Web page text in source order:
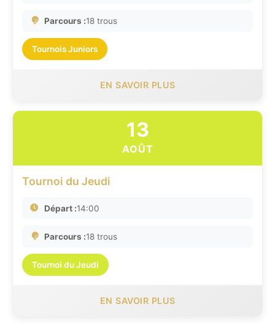
Parcours :18 trous
Tournois Juniors
EN SAVOIR PLUS
13
AOÛT
Tournoi du Jeudi
Départ :14:00
Parcours :18 trous
Tournoi du Jeudi
EN SAVOIR PLUS